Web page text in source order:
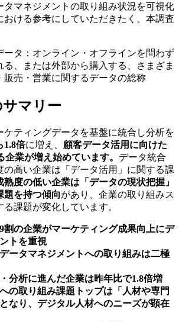
タマネジメントの取り組み状況を可視化
おける参考にしていただきたく、本調査
タ：オンライン・オフラインを問わず
る、または外部から購入する、さまざま
販売・営業に関するデータの総称
マリー
ケティングデータを基盤に統合し分析を
1.8倍に増え、 顧客データ活用に向けた
業が増え始めています。 データ統合
の高い企業は「データ活用」に関する課
熟度の低い企業は「データの現状把握」
題を持つ傾向があり、企業の取り組みス
課題が変化しています。
割の企業がマーケティング成果向上にデ
トを重視
ータマネジメントへの取り組みは二極
分析に進んだ企業は昨年比で1.8倍増
の取り組み課題トップは「人材や専門
なり、デジタル人材へのニーズが顕在